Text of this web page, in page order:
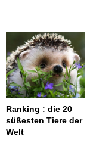
Ranking : die 20
süßesten Tiere der
Welt